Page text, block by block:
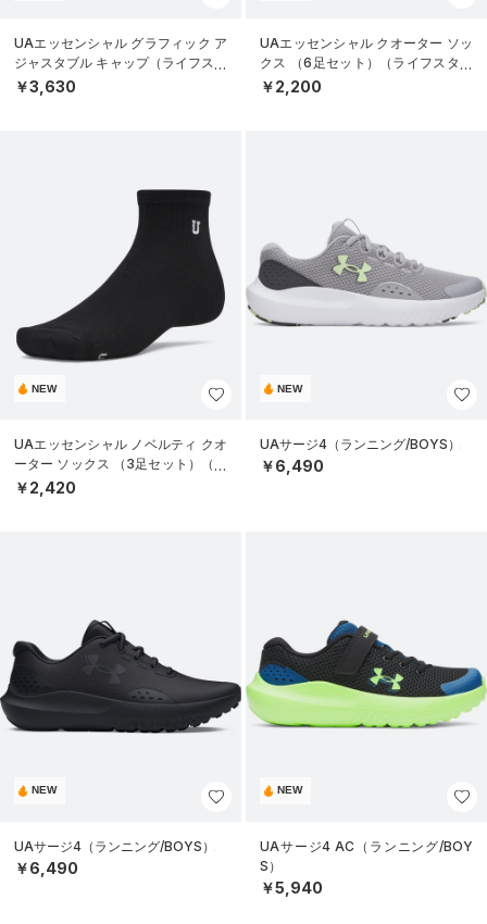
UAエッセンシャル グラフィック ア
ジャスタブル キャップ（ライフスタ
イル/UNISEX）
￥3,630
UAエッセンシャル クオーター ソッ
クス （6足セット）（ライフスタイ
ル/KIDS）
￥2,200
NEW
UAエッセンシャル ノベルティ クオ
ーター ソックス （3足セット）（ラ
イフスタイル/UNISEX）
￥2,420
NEW
UAサージ4（ランニング/BOYS）
￥6,490
NEW
UAサージ4（ランニング/BOYS）
￥6,490
NEW
UAサージ4 AC（ランニング/BOY
S）
￥5,940